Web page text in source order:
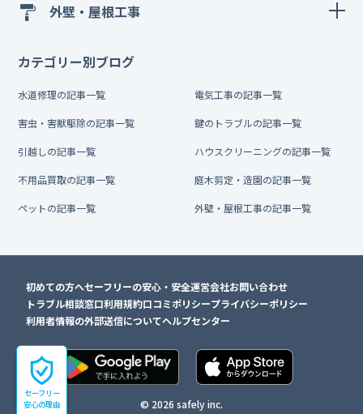
セーフリー
安心の理由
外壁・屋根工事
カテゴリー別ブログ
水道修理の記事一覧 電気工事の記事一覧
害虫・害獣駆除の記事一覧 鍵のトラブルの記事一覧
引越しの記事一覧 ハウスクリーニングの記事一覧
不用品買取の記事一覧 庭木剪定・造園の記事一覧
ペットの記事一覧 外壁・屋根工事の記事一覧
初めての方へセーフリーの安心・安全運営会社お問い合わせ
トラブル相談窓口利用規約口コミポリシープライバシーポリシー
利用者情報の外部送信についてヘルプセンター
© 2026 safely inc.